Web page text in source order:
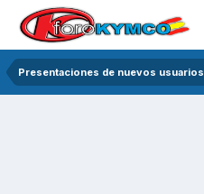
Presentaciones de nuevos usuarios